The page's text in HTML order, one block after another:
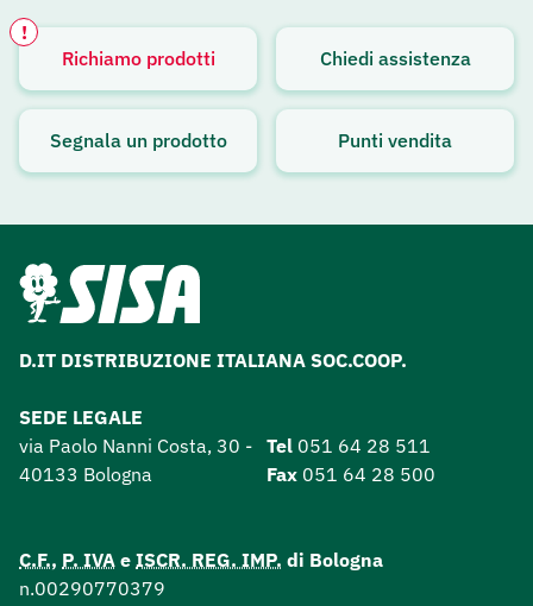
Richiamo prodotti
!
Avviso attivo
Chiedi assistenza
Segnala un prodotto Punti vendita
D.IT DISTRIBUZIONE ITALIANA SOC.COOP.
SEDE LEGALE
via Paolo Nanni Costa, 30 -
40133 Bologna
Tel 051 64 28 511
Fax 051 64 28 500
C.F., P. IVA e ISCR. REG. IMP. di Bologna
n.00290770379